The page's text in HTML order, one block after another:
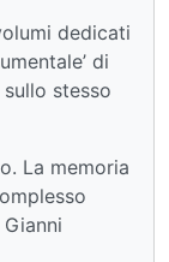
dedicati
di
stesso
La memoria